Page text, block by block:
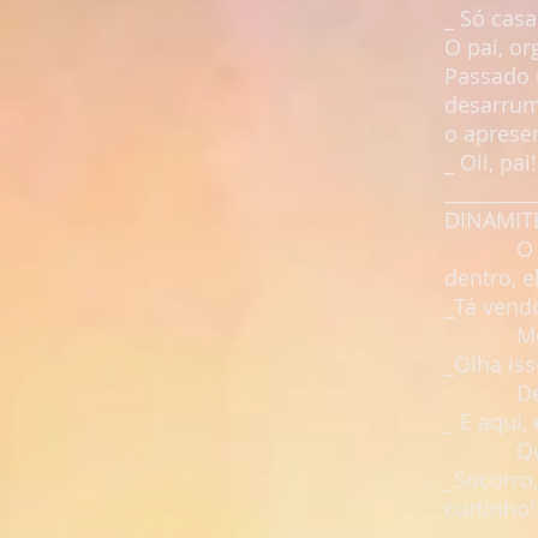
_ Só
O pai,
o
_ Oii,
O
dentro,
_Tá
_Olha
_ E